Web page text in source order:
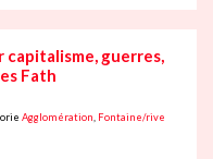
guerres,
Fath
Agglomération Fontaine/rive